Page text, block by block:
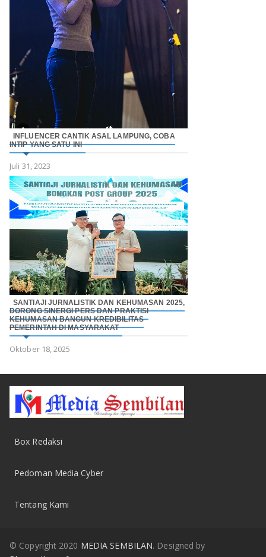
INFLUENCER CANTIK ASAL LAMPUNG, COBA
INTIP YANG SATU INI
Juli 31, 2023
SANTIAJI JURNALISTIK DAN KEHUMASAN 2025,
DORONG SINERGI PERS DAN PRAKTISI
KEHUMASAN BANGUN KREDIBILITAS
PEMERINTAH DI MASYARAKAT
Oktober 18, 2025
Box Redaksi
Pedoman Media Cyber
Tentang Kami
© Copyright 2020 MEDIA SEMBILAN. Designed by